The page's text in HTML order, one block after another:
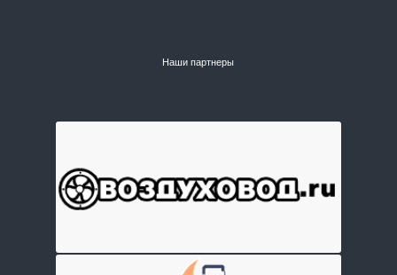
Наши партнеры